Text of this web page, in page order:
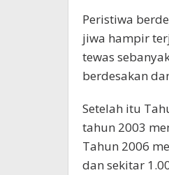
Peristiwa
jiwa hampir
tewas
berdesakan
Setelah itu
tahun 2003
Tahun 2006
dan sekitar